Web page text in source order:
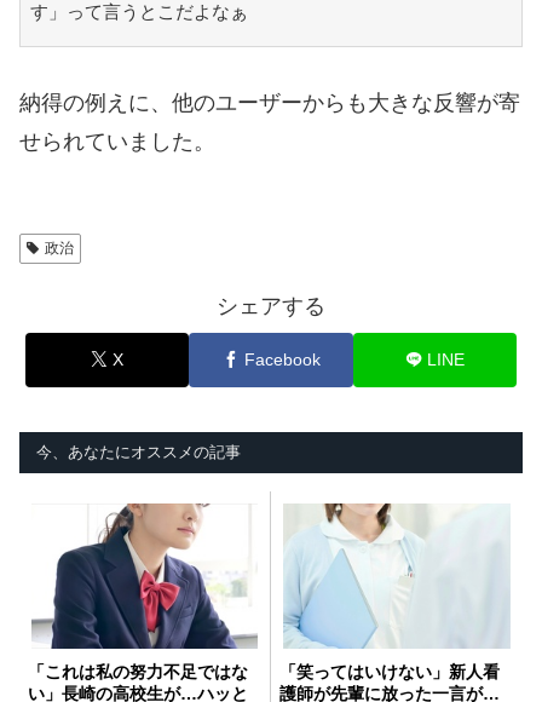
す」って言うとこだよなぁ
納得の例えに、他のユーザーからも大きな反響が寄
せられていました。
政治
シェアする
X Facebook LINE
今、あなたにオススメの記事
「これは私の努力不足ではな
い」長崎の高校生が…ハッと
「笑ってはいけない」新人看
護師が先輩に放った一言が…